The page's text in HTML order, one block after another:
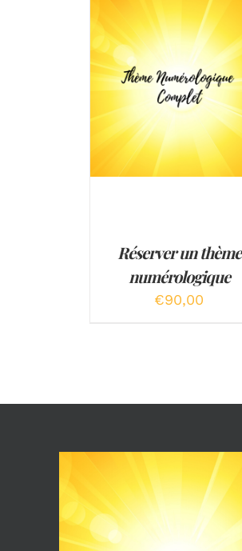
AJOUTER AU PANIER
/
DÉTAILS
Réserver un thème
numérologique
€90,00